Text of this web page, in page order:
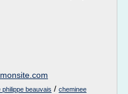
beauvais / cheminee